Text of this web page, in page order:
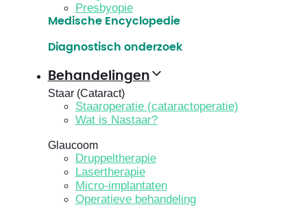
Presbyopie
Medische Encyclopedie
Diagnostisch onderzoek
Behandelingen
Staar (Cataract)
Staaroperatie (cataractoperatie)
Wat is Nastaar?
Glaucoom
Druppeltherapie
Lasertherapie
Micro-implantaten
Operatieve behandeling